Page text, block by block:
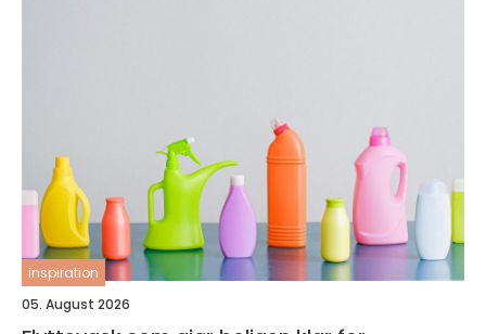
inspiration
05. August 2026